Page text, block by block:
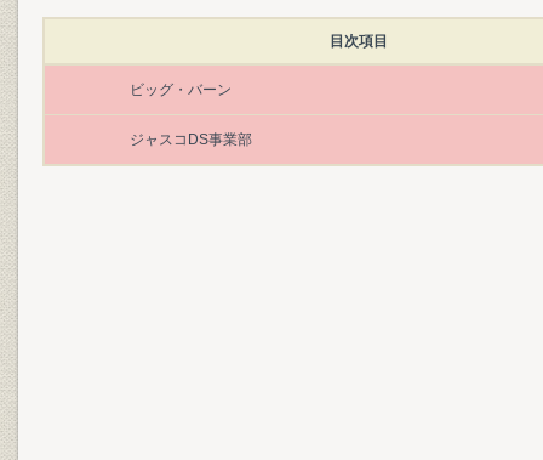
目次項目
ビッグ・バーン
ジャスコDS事業部